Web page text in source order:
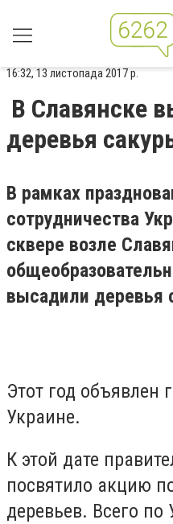
16:32, 13 листопада 2017 р.
В Славянске
деревья
В рамках
сотрудничества
сквере возле
высадили деревья
Этот год объявлен
Украине.
К этой дате
посвятило акцию
деревьев. Всего по